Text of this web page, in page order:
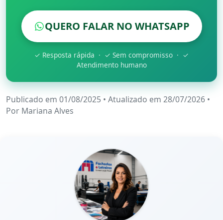
QUERO FALAR NO WHATSAPP
✓ Resposta rápida · ✓ Sem compromisso · ✓
Atendimento humano
Publicado em 01/08/2025 • Atualizado em 28/07/2026 •
Por Mariana Alves